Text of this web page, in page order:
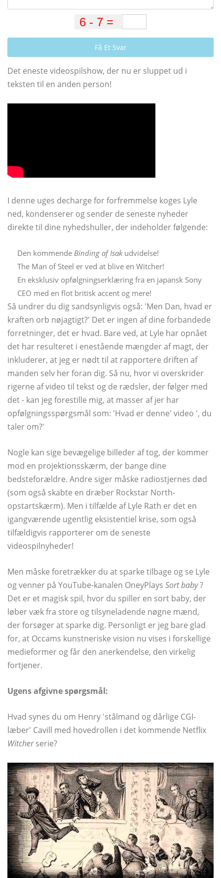
Få Et Svar
Det eneste videospilshow, der nu er sluppet ud i
teksten til en anden person!
I denne uges decharge for forfremmelse koges Lyle
ned, kondenserer og sender de seneste nyheder
direkte til dine nyhedshuller, der indeholder følgende:
Den kommende Binding af Isakudvidelse!
The Man of Steel er ved at blive en Witcher!
En eksklusiv opfølgningserklæring fra en japansk Sony
CEO med en flot britisk accent og mere!
Så undrer du dig sandsynligvis også: 'Men Dan, hvad er
kraften orb nøjagtigt?' Det er ingen af ​​dine forbandede
forretninger, det er hvad. Bare ved, at Lyle har opnået
det har resulteret i enestående mængder af magt, der
inkluderer, at jeg er nødt til at rapportere driften af ​​
manden selv her foran dig. Så nu, hvor vi overskrider
rigerne af video til tekst og de rædsler, der følger med
det - kan jeg forestille mig, at masser af jer har
opfølgningsspørgsmål som: 'Hvad er denne' video ', du
taler om?'
Nogle kan sige bevægelige billeder af tog, der kommer
mod en projektionsskærm, der bange dine
bedsteforældre. Andre siger måske radiostjernes død
(som også skabte en dræber Rockstar North-
opstartskærm). Men i tilfælde af Lyle Rath er det en
igangværende ugentlig eksistentiel krise, som også
tilfældigvis rapporterer om de seneste
videospilnyheder!
Men måske foretrækker du at sparke tilbage og se Lyle
og venner på YouTube-kanalen OneyPlays Sort baby?
Det er et magisk spil, hvor du spiller en sort baby, der
løber væk fra store og tilsyneladende nøgne mænd,
der forsøger at sparke dig. Personligt er jeg bare glad
for, at Occams kunstneriske vision nu vises i forskellige
medieformer og får den anerkendelse, den virkelig
fortjener.
Ugens afgivne spørgsmål:
Hvad synes du om Henry 'stålmand og dårlige CGI-
læber' Cavill med hovedrollen i det kommende Netflix
Witcherserie?